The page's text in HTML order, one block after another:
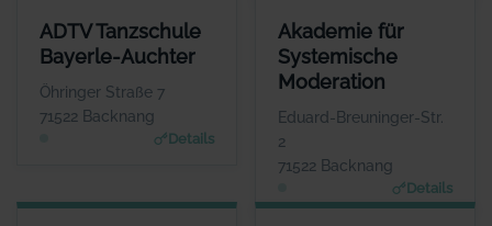
ADTV Tanzschule
Bayerle-Auchter
Öhringer Straße 7
71522 Backnang
Details
ADTV TANZSCHULE BAYERLE-AUCHTER
Herr Raphael Auchter
WEBSITE
www.tanzschule-backnang.de
Akademie für
Systemische
Moderation
Eduard-Breuninger-Str.
2
71522 Backnang
Details
AKADEMIE FÜR SYSTEMISCHE